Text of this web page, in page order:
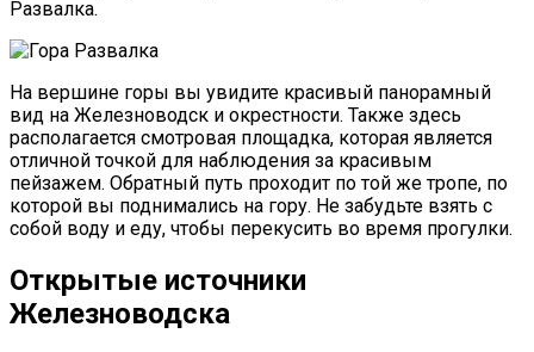
Развалка.
На вершине горы вы увидите красивый панорамный
вид на Железноводск и окрестности. Также здесь
располагается смотровая площадка, которая является
отличной точкой для наблюдения за красивым
пейзажем. Обратный путь проходит по той же тропе, по
которой вы поднимались на гору. Не забудьте взять с
собой воду и еду, чтобы перекусить во время прогулки.
Открытые источники
Железноводска